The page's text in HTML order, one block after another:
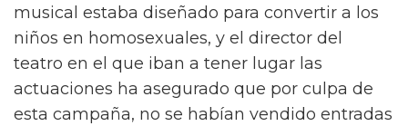
musical estaba diseñado para convertir a los
niños en homosexuales, y el director del
teatro en el que iban a tener lugar las
actuaciones ha asegurado que por culpa de
esta campaña, no se habían vendido entradas